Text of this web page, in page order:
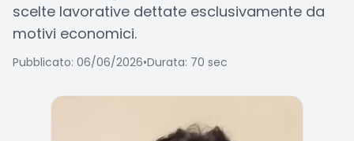
scelte lavorative dettate esclusivamente da
motivi economici.
Pubblicato: 06/06/2026•Durata: 70 sec